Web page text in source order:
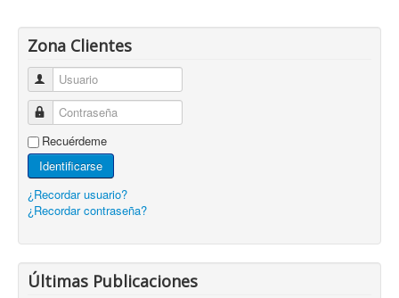
Zona Clientes
Usuario
Contraseña
Recuérdeme
Identificarse
¿Recordar usuario?
¿Recordar contraseña?
Últimas Publicaciones